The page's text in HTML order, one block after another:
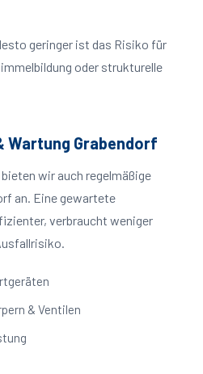
geringer ist das Risiko für
oder strukturelle
Wartung Grabendorf
wir auch regelmäßige
an. Eine gewartete
verbraucht weniger
& Ventilen